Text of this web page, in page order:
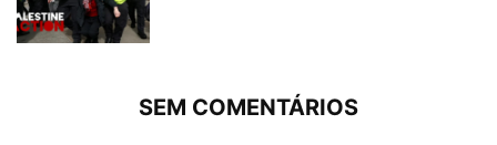
SEM COMENTÁRIOS